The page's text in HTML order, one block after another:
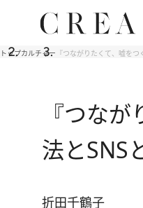
トップカルチャー 『つながりたくて、嘘を
『つな
法とSNS
折田千鶴子